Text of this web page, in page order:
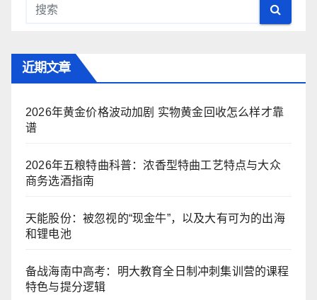
近期文章
2026年黄金价格波动加剧 实物黄金回收怎么样才靠
谱
2026年五粮特曲科普：浓香型特曲工艺特点与大众
商务选酒指南
天能股份：被忽视的“现金牛”，以及大有可为的出海
和锂电池
备战海南中高考：明大教育全日制冲刺集训营的课程
特色与提分逻辑